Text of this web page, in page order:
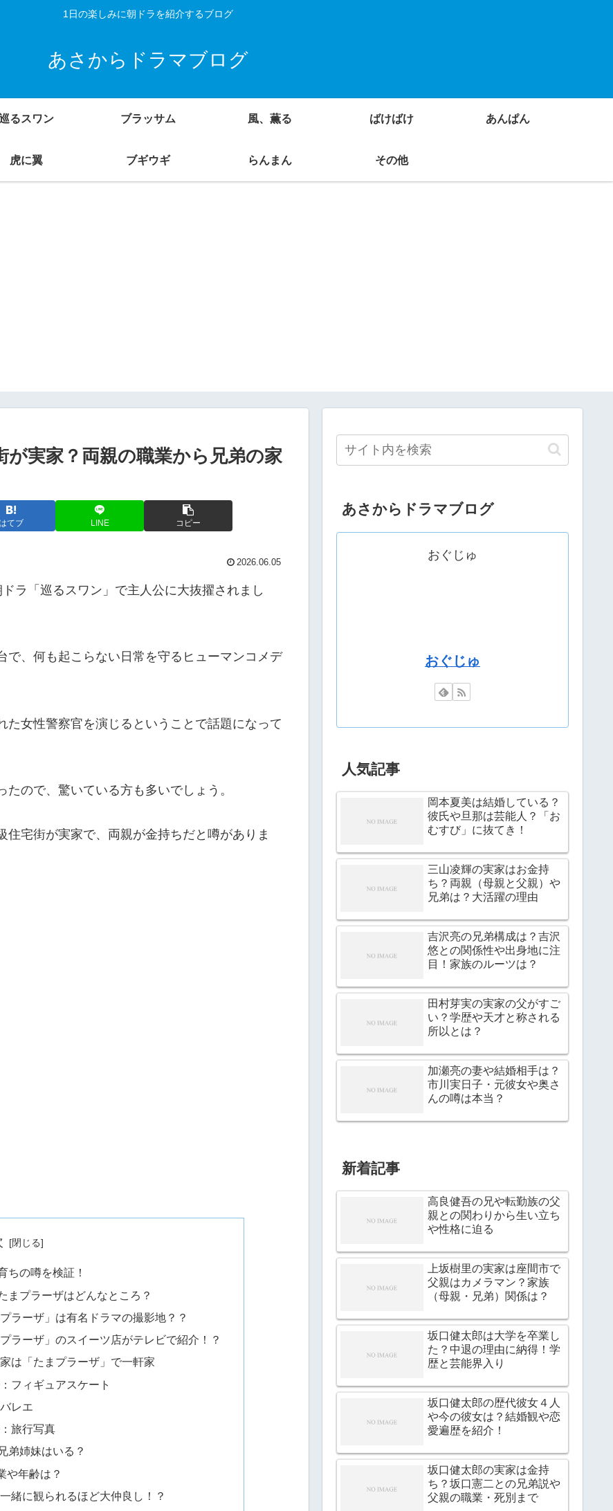
1日の楽しみに朝ドラを紹介するブログ
あさからドラマブログ
るスワン ブラッサム 風、薫る ばけばけ あんぱん
虎に翼 ブギウギ らんまん その他
実家？両親の職業から兄弟の家
てブ LINE コピー
2026.06.05
ラ「巡るスワン」で主人公に大抜擢されまし
で、何も起こらない日常を守るヒューマンコメデ
女性警察官を演じるということで話題になって
ので、驚いている方も多いでしょう。
宅街が実家で、両親が金持ちだと噂がありま
ちの噂を検証！
まプラーザはどんなところ？
ラーザ」は有名ドラマの撮影地？？
ラーザ」のスイーツ店がテレビで紹介！？
は「たまプラーザ」で一軒家
フィギュアスケート
レエ
旅行写真
弟姉妹はいる？
や年齢は？
緒に観られるほど大仲良し！？
あさからドラマブログ
おぐじゅ
おぐじゅ
人気記事
岡本夏美は結婚している？
彼氏や旦那は芸能人？「お
むすび」に抜てき！
三山凌輝の実家はお金持
ち？両親（母親と父親）や
兄弟は？大活躍の理由
吉沢亮の兄弟構成は？吉沢
悠との関係性や出身地に注
目！家族のルーツは？
田村芽実の実家の父がすご
い？学歴や天才と称される
所以とは？
加瀬亮の妻や結婚相手は？
市川実日子・元彼女や奥さ
んの噂は本当？
新着記事
高良健吾の兄や転勤族の父
親との関わりから生い立ち
や性格に迫る
上坂樹里の実家は座間市で
父親はカメラマン？家族
（母親・兄弟）関係は？
坂口健太郎は大学を卒業し
た？中退の理由に納得！学
歴と芸能界入り
坂口健太郎の歴代彼女４人
や今の彼女は？結婚観や恋
愛遍歴を紹介！
坂口健太郎の実家は金持
ち？坂口憲二との兄弟説や
父親の職業・死別まで